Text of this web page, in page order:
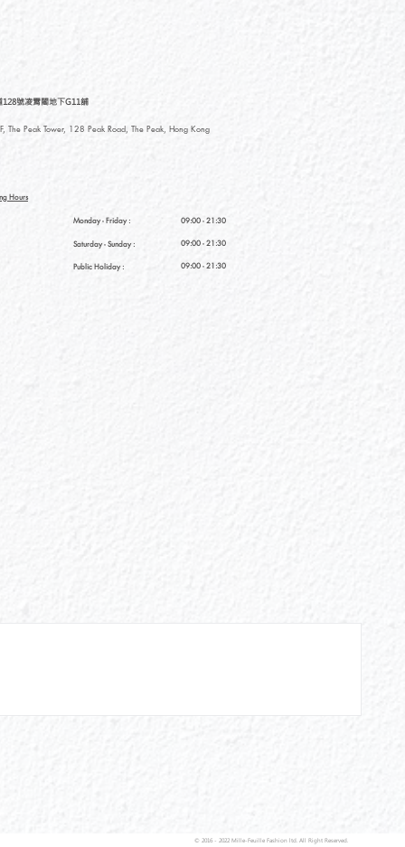
128號凌霄閣地下G11舖
The Peak Tower, 128 Peak Road, The Peak, Hong Kong
Hours
Monday - Friday :
Saturday- Sunday :
Public Holiday :
09:00 - 21:30
09:00 - 21:30
09:00 - 21:30
© 2016 - 2022 Mille-Feuille Fashion ltd. All Right Reserved.